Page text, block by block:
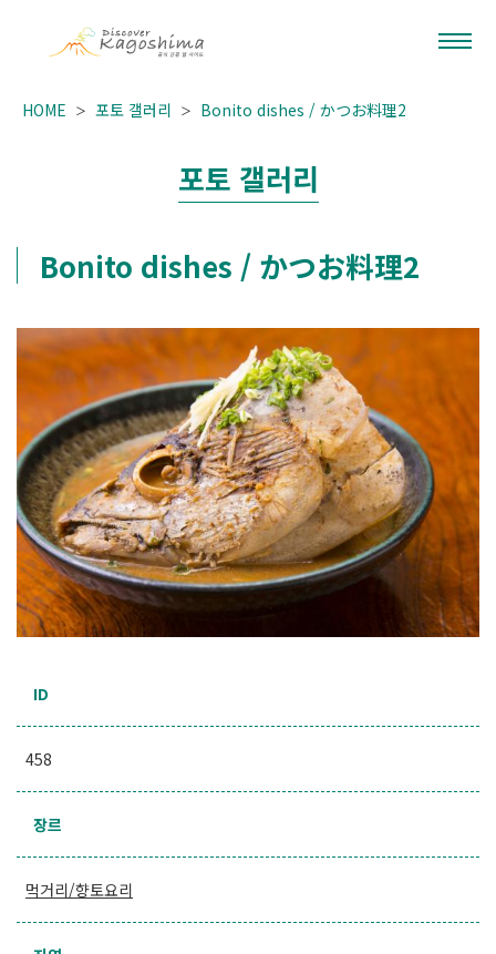
HOME 포토 갤러리 Bonito dishes / かつお料理2
포토 갤러리
Bonito dishes / かつお料理2
ID
458
장르
먹거리/향토요리